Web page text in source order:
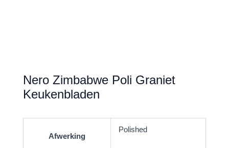
Nero Zimbabwe Poli Graniet
Keukenbladen
Afwerking
Polished